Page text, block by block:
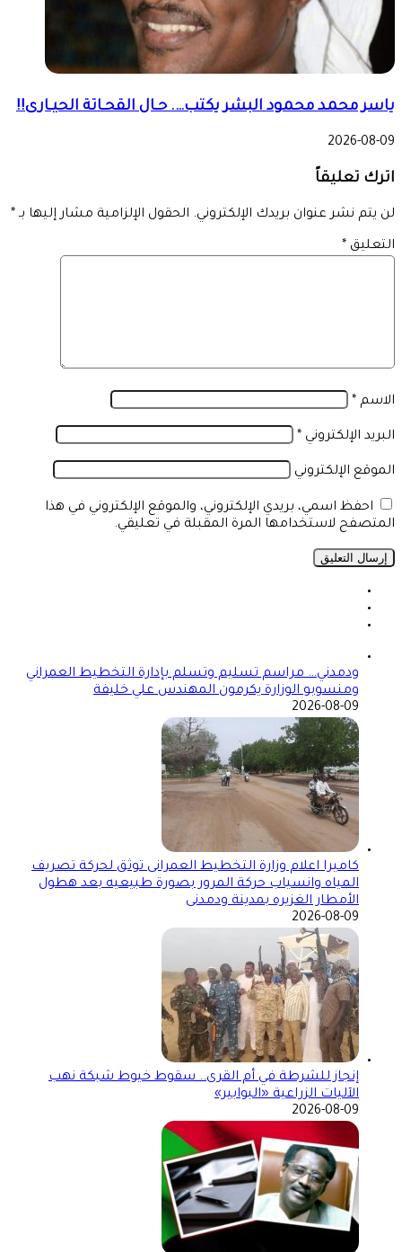
ياسر محمد محمود البشر يكتب…. حـال القحـاتة الحيـارى!!
2026-08-09
اترك تعليقاً
لن يتم نشر عنوان بريدك الإلكتروني. الحقول الإلزامية مشار إليها بـ *
التعليق *
الاسم *
البريد الإلكتروني *
الموقع الإلكتروني
احفظ اسمي، بريدي الإلكتروني، والموقع الإلكتروني في هذا
المتصفح لاستخدامها المرة المقبلة في تعليقي.
ودمدني… مراسم تسليم وتسلم بإدارة التخطيط العمراني
ومنسوبو الوزارة يكرمون المهندس علي خليفة
2026-08-09
كاميرا اعلام وزارة التخطيط العمرانى توثق لحركة تصريف
المياه وانسياب حركة المرور بصورة طبيعيه بعد هطول
الأمطار الغزيره بمدينة ودمدنى
2026-08-09
إنجاز للشرطة في أم القرى.. سقوط خيوط شبكة نهب
الآليات الزراعية «البوابير»
2026-08-09